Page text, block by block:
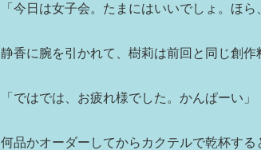
「今日は女子会。たまにはいいでしょ。ほら
静香に腕を引かれて、樹莉は前回と同じ創
「ではでは、お疲れ様でした。かんぱーい」
何品かオーダーしてからカクテルで乾杯する